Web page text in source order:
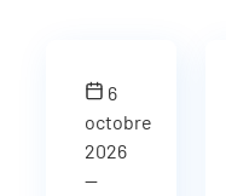
6
octobre
2026
—